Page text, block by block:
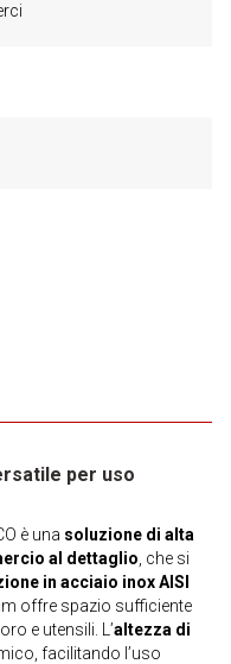
per uso
è una soluzione di alta
al dettaglio , che si
in acciaio inox AISI
offre spazio sufficiente
e utensili. L’altezza di
facilitando l’uso